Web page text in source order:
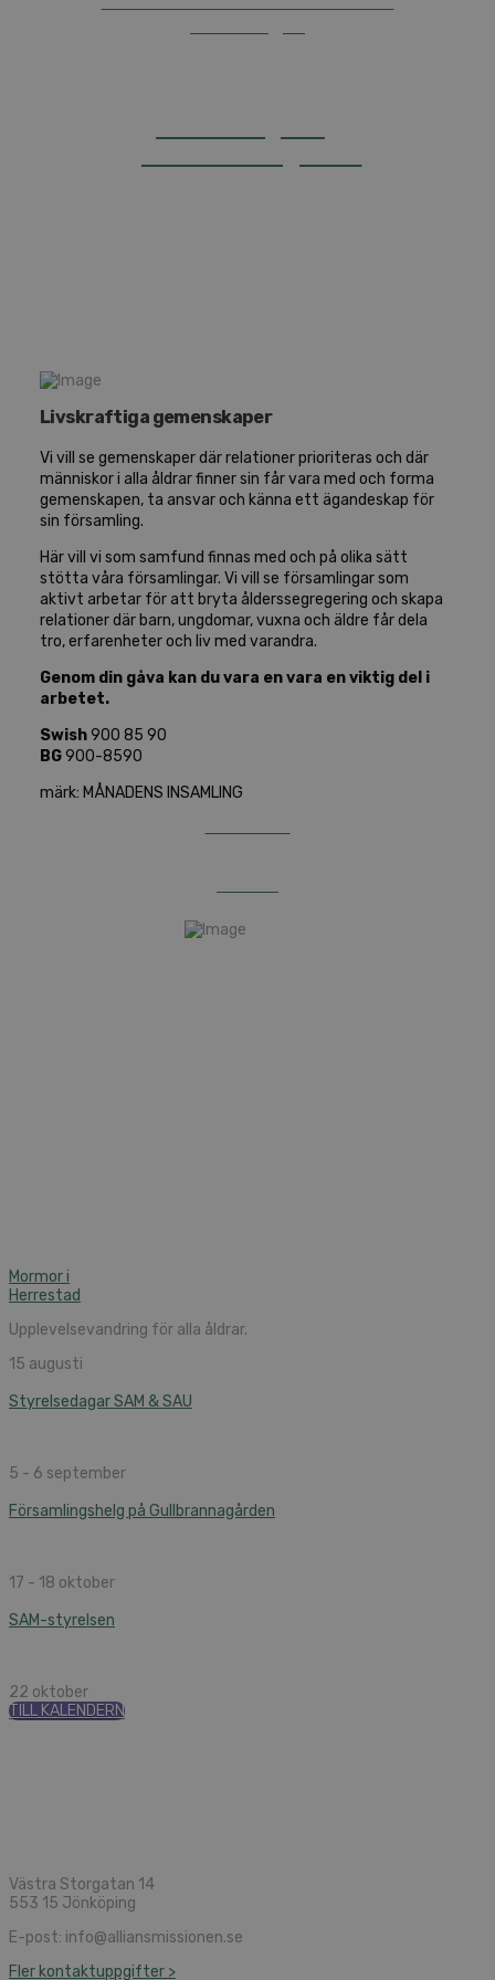
Livskraftiga gemenskaper
Vi vill se gemenskaper där relationer prioriteras och där
människor i alla åldrar finner sin får vara med och forma
gemenskapen, ta ansvar och känna ett ägandeskap för
sin församling.
Här vill vi som samfund finnas med och på olika sätt
stötta våra församlingar. Vi vill se församlingar som
aktivt arbetar för att bryta ålderssegregering och skapa
relationer där barn, ungdomar, vuxna och äldre får dela
tro, erfarenheter och liv med varandra.
Genom din gåva kan du vara en vara en viktig del i
arbetet.
Swish900 85 90
BG900-8590
märk: MÅNADENS INSAMLING
Mormor i
Herrestad
Upplevelsevandring för alla åldrar.
15 augusti
Styrelsedagar SAM & SAU
5 - 6 september
Församlingshelg på Gullbrannagården
17 - 18 oktober
SAM-styrelsen
22 oktober
TILL KALENDERN
Västra Storgatan 14
553 15 Jönköping
E-post: info@alliansmissionen.se
Fler kontaktuppgifter >